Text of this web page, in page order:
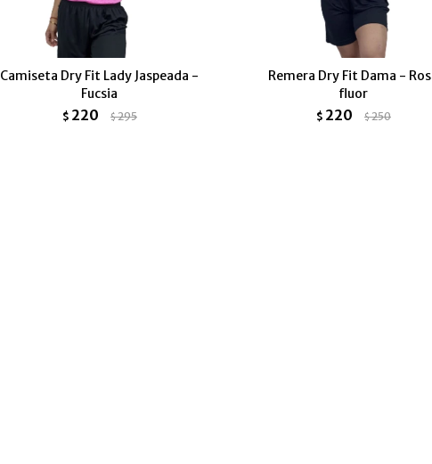
Camiseta Dry Fit Lady Jaspeada -
Fucsia
$ 220 $295
Remera Dry Fit Dama -
fluor
$ 220 $250